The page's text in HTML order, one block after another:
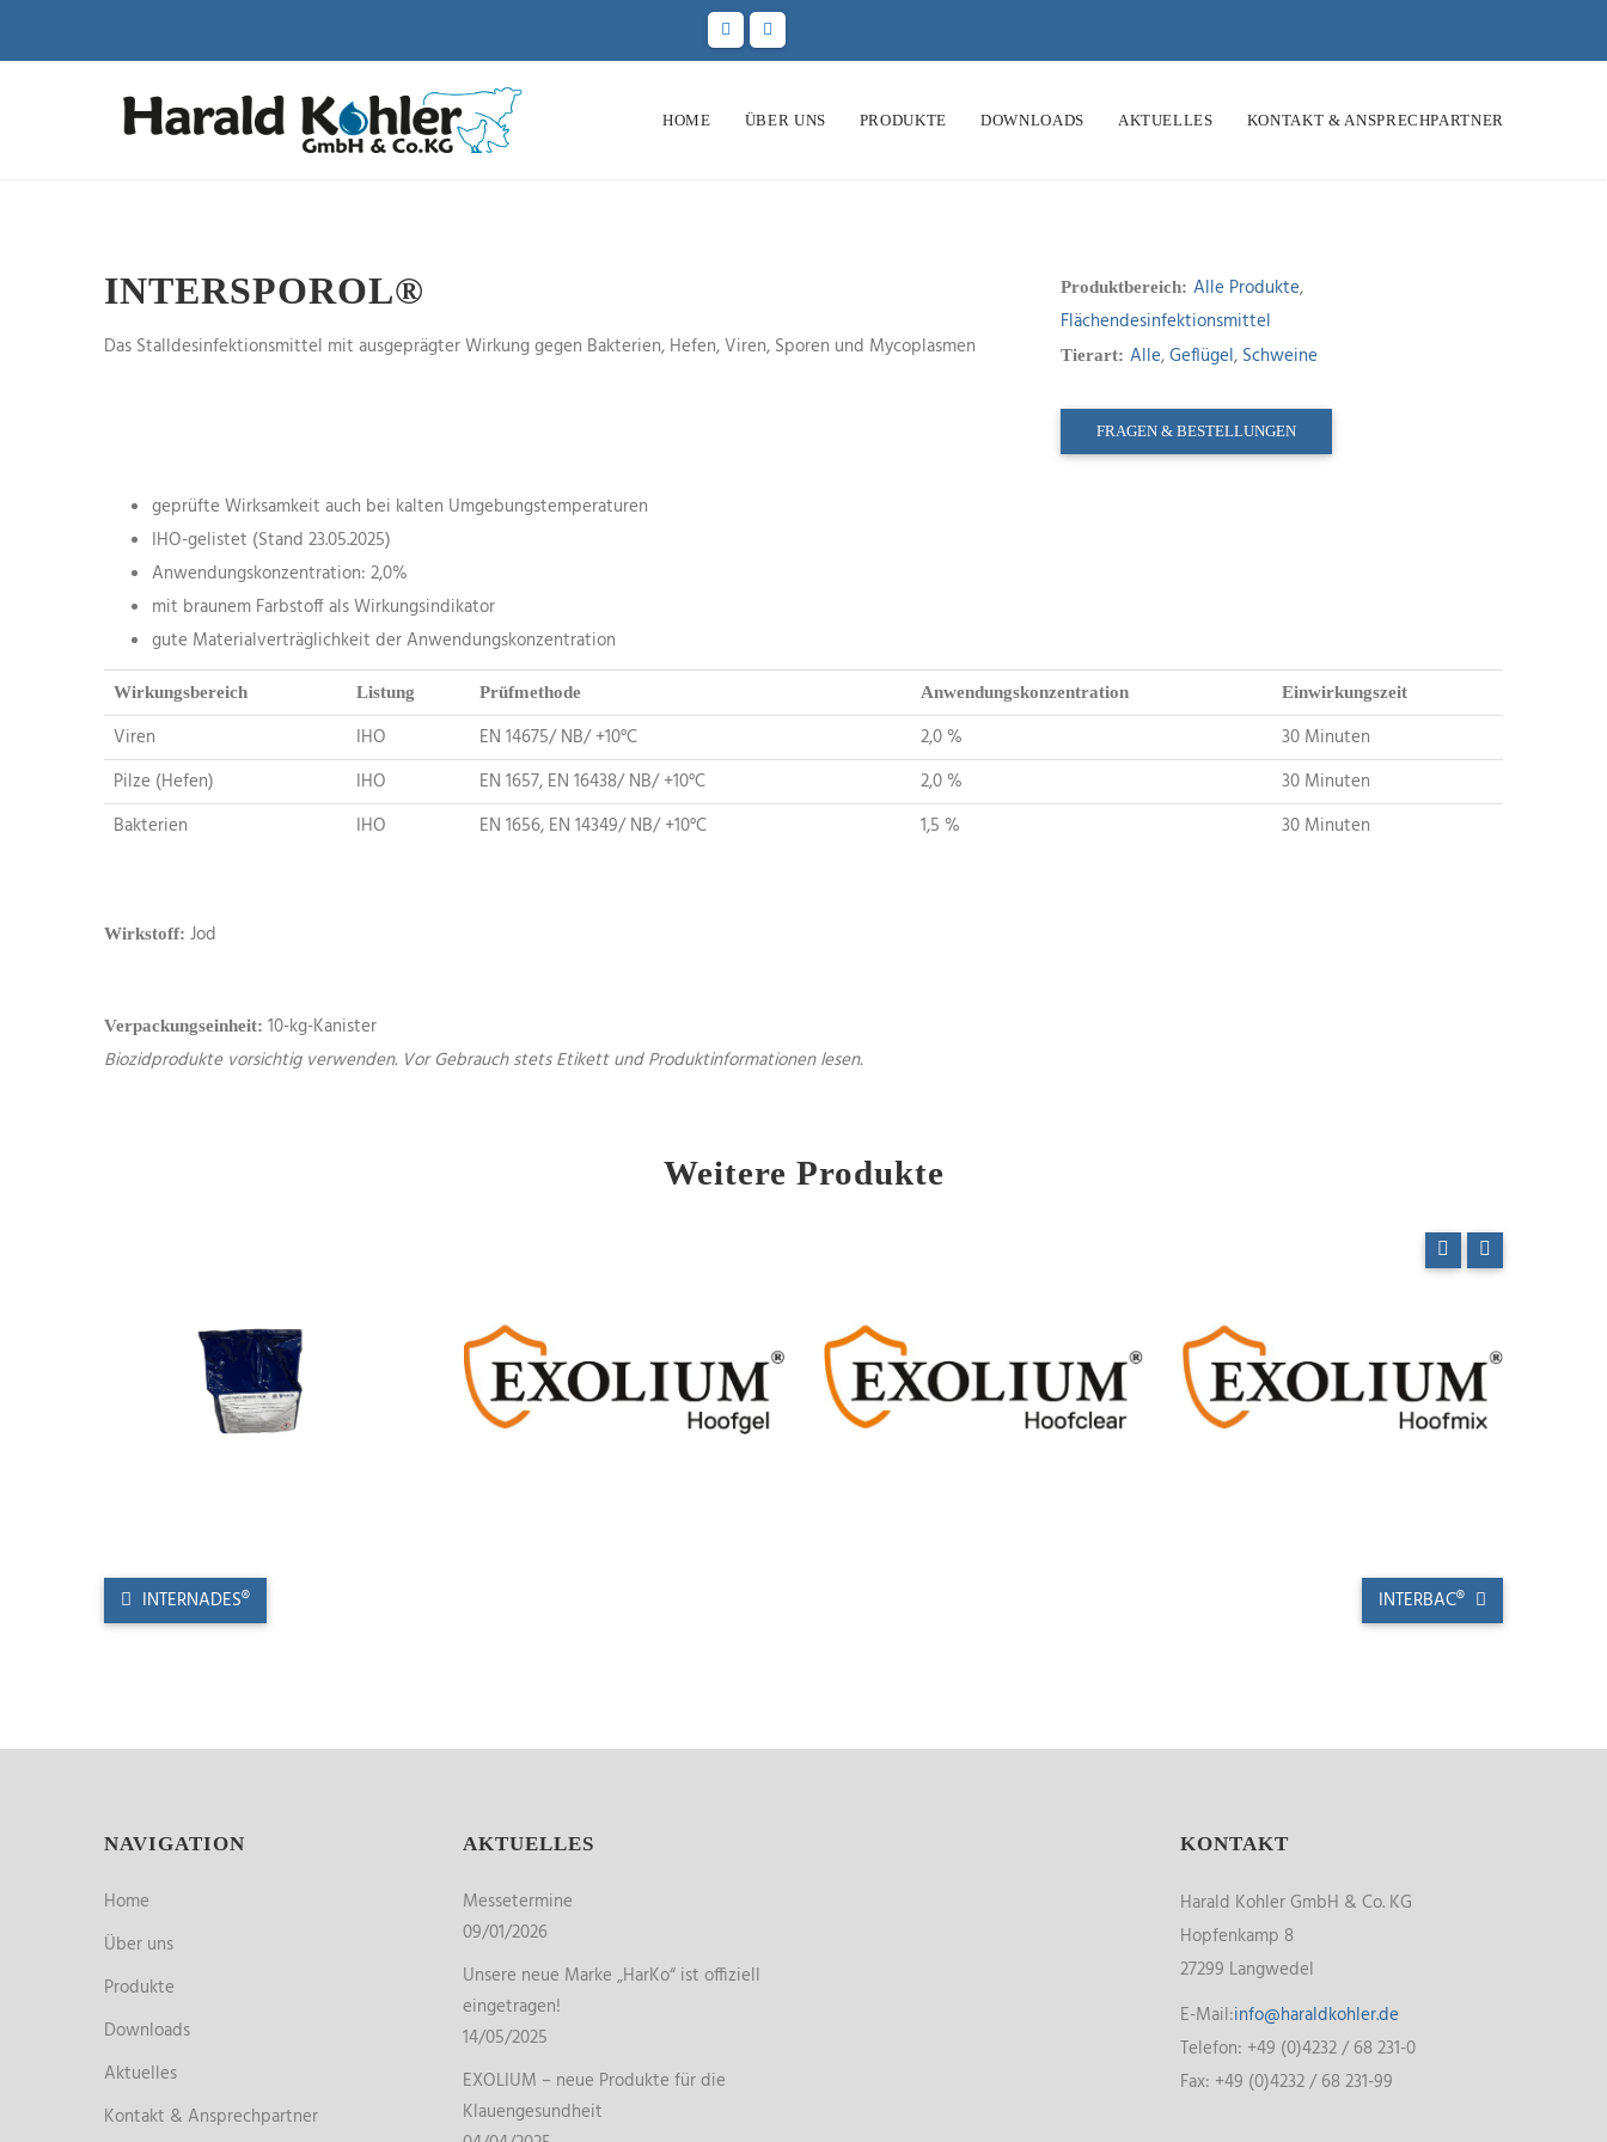
HOME ÜBER UNS PRODUKTE DOWNLOADS AKTUELLES KONTAKT & ANSPRECHPARTNER
INTERSPOROL®
Das Stalldesinfektionsmittel mit ausgeprägter Wirkung gegen Bakterien, Hefen, Viren, Sporen und Mycoplasmen
Produktbereich: Alle Produkte,
Flächendesinfektionsmittel
Tierart: Alle,Geflügel, Schweine
FRAGEN & BESTELLUNGEN
geprüfte Wirksamkeit auch bei kalten Umgebungstemperaturen
IHO-gelistet (Stand 23.05.2025)
Anwendungskonzentration: 2,0%
mit braunem Farbstoff als Wirkungsindikator
gute Materialverträglichkeit der Anwendungskonzentration
Wirkungsbereich Listung Prüfmethode Anwendungskonzentration Einwirkungszeit
Viren IHO EN 14675/ NB/ +10°C 2,0 %
30 Minuten
Pilze (Hefen)
IHO EN 1657, EN 16438/ NB/ +10°C 2,0 %
30 Minuten
Bakterien
IHO EN 1656, EN 14349/ NB/ +10°C 1,5 % 30 Minuten
Wirkstoff: Jod
Verpackungseinheit: 10-kg-Kanister
Biozidprodukte vorsichtig verwenden. Vor Gebrauch stets Etikett und Produktinformationen lesen.
Weitere Produkte
INTERNADES® INTERBAC®
NAVIGATION
Home
Über uns
Produkte
Downloads
Aktuelles
Kontakt & Ansprechpartner
AKTUELLES
Messetermine
09/01/2026
Unsere neue Marke „HarKo“ ist offiziell
eingetragen!
14/05/2025
EXOLIUM – neue Produkte für die
Klauengesundheit
KONTAKT
Harald Kohler GmbH & Co. KG
Hopfenkamp 8
27299 Langwedel
E-Mail:info@haraldkohler.de
Telefon: +49 (0)4232 / 68 231-0
Fax: +49 (0)4232 / 68 231-99